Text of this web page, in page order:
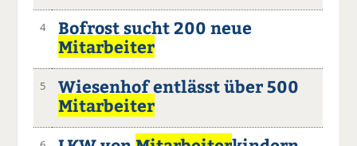
4
Bofrost sucht 200 neue
Mitarbeiter
5
Wiesenhof entlässt über 500
Mitarbeiter